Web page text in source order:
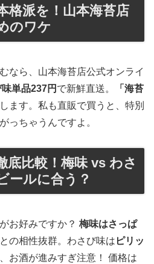
格派を！山本海苔店
のワケ
なら、山本海苔店公式オンライ
単品237円 で新鮮直送。
「海苔
ます。私も直販で買うと、特別
っちゃうんですよ。
底比較！梅味 vs わさ
ールに合う？
お好みですか？ 梅味はさっぱ
の相性抜群。わさび味は ピリッ
、お酒が進みすぎ注意！ 価格は